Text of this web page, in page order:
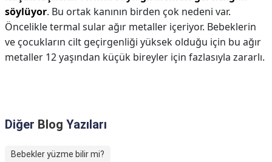
söylüyor. Bu ortak kanının birden çok nedeni var.
Öncelikle termal sular ağır metaller içeriyor. Bebeklerin
ve çocukların cilt geçirgenliği yüksek olduğu için bu ağır
metaller 12 yaşından küçük bireyler için fazlasıyla zararlı.
Diğer Blog Yazıları
Bebekler yüzme bilir mi?